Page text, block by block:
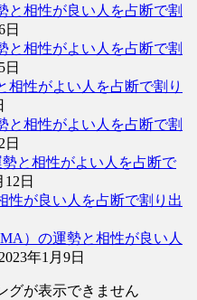
相性が良い人を占断で割
日
相性がよい人を占断で割
日
性がよい人を占断で割り
相性がよい人を占断で割
日
と相性がよい人を占断で
12日
性が良い人を占断で割り出
）の運勢と相性が良い人
2023年1月9日
グが表示できません